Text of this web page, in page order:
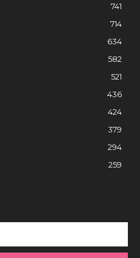
741
714
634
582
521
436
424
379
294
259